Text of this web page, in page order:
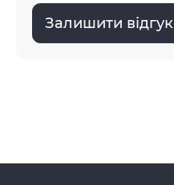
Залишити відгук